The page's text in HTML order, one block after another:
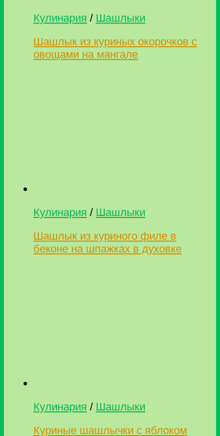
Кулинария / Шашлыки
Шашлык из куриных окорочков с
овощами на мангале
Кулинария / Шашлыки
Шашлык из куриного филе в
беконе на шпажках в духовке
Кулинария / Шашлыки
Куриные шашлычки с яблоком